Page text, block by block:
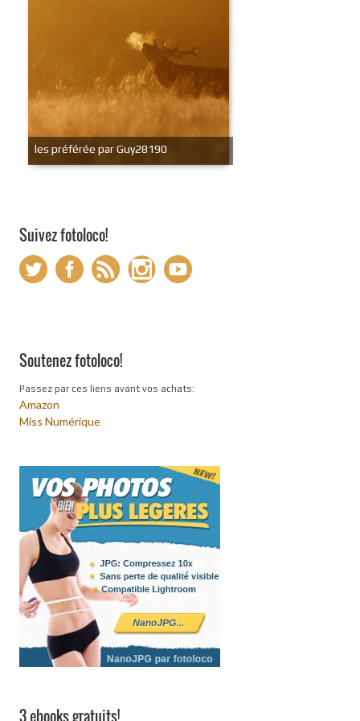
les préférée par Guy28190
Suivez fotoloco!
Soutenez fotoloco!
Passez par ces liens avant vos achats:
Amazon
Miss Numérique
3 ebooks gratuits!